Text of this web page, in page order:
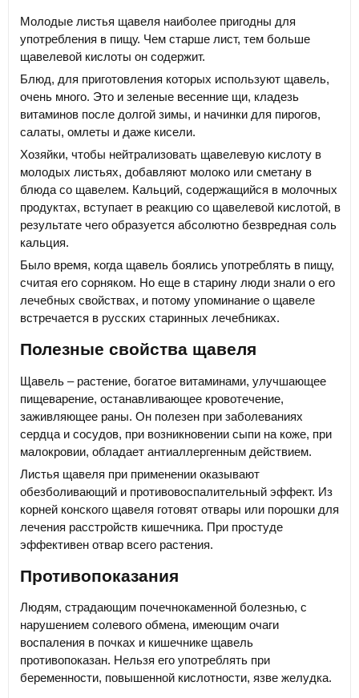
Молодые листья щавеля наиболее пригодны для
употребления в пищу. Чем старше лист, тем больше
щавелевой кислоты он содержит.
Блюд, для приготовления которых используют щавель,
очень много. Это и зеленые весенние щи, кладезь
витаминов после долгой зимы, и начинки для пирогов,
салаты, омлеты и даже кисели.
Хозяйки, чтобы нейтрализовать щавелевую кислоту в
молодых листьях, добавляют молоко или сметану в
блюда со щавелем. Кальций, содержащийся в молочных
продуктах, вступает в реакцию со щавелевой кислотой, в
результате чего образуется абсолютно безвредная соль
кальция.
Было время, когда щавель боялись употреблять в пищу,
считая его сорняком. Но еще в старину люди знали о его
лечебных свойствах, и потому упоминание о щавеле
встречается в русских старинных лечебниках.
Полезные свойства щавеля
Щавель – растение, богатое витаминами, улучшающее
пищеварение, останавливающее кровотечение,
заживляющее раны. Он полезен при заболеваниях
сердца и сосудов, при возникновении сыпи на коже, при
малокровии, обладает антиаллергенным действием.
Листья щавеля при применении оказывают
обезболивающий и противовоспалительный эффект. Из
корней конского щавеля готовят отвары или порошки для
лечения расстройств кишечника. При простуде
эффективен отвар всего растения.
Противопоказания
Людям, страдающим почечнокаменной болезнью, с
нарушением солевого обмена, имеющим очаги
воспаления в почках и кишечнике щавель
противопоказан. Нельзя его употреблять при
беременности, повышенной кислотности, язве желудка.